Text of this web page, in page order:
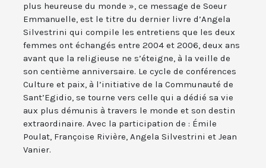
plus heureuse du monde », ce message de Soeur
Emmanuelle, est le titre du dernier livre d’Angela
Silvestrini qui compile les entretiens que les deux
femmes ont échangés entre 2004 et 2006, deux ans
avant que la religieuse ne s’éteigne, à la veille de
son centième anniversaire. Le cycle de conférences
Culture et paix, à l’initiative de la Communauté de
Sant’Egidio, se tourne vers celle qui a dédié sa vie
aux plus démunis à travers le monde et son destin
extraordinaire. Avec la participation de : Émile
Poulat, Françoise Rivière, Angela Silvestrini et Jean
Vanier.